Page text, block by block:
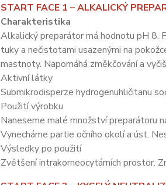
START FACE 1 – ALKALICKÝ
Charakteristika
Alkalický preparátor má hodnotu pH 8.
tuky a nečistotami usazenými na
mastnoty. Napomáhá změkčování a
Aktivní látky
Submikrodisperze hydrogenuhličitanu
Použití výrobku
Naneseme malé množství preparátoru
Vynecháme partie očního okolí a úst.
Výsledky po použití
Zvětšení intrakorneocytárních prostor.